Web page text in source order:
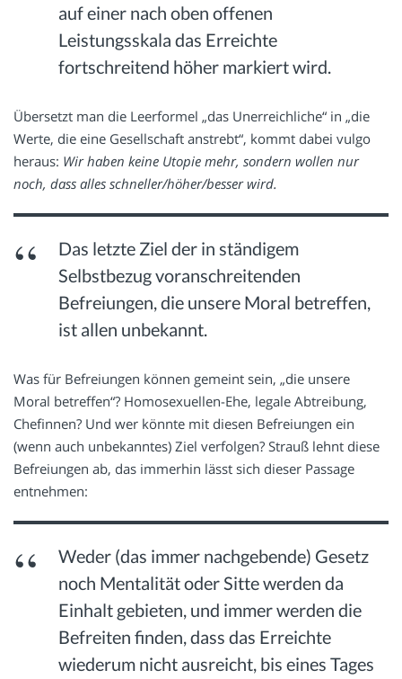
auf einer nach oben offenen
Leistungsskala das Erreichte
fortschreitend höher markiert wird.
Übersetzt man die Leerformel „das Unerreichliche“ in „die
Werte, die eine Gesellschaft anstrebt“, kommt dabei vulgo
heraus: Wir haben keine Utopie mehr, sondern wollen nur
noch, dass alles schneller/höher/besser wird.
Das letzte Ziel der in ständigem
Selbstbezug voranschreitenden
Befreiungen, die unsere Moral betreffen,
ist allen unbekannt.
Was für Befreiungen können gemeint sein, „die unsere
Moral betreffen“? Homosexuellen-Ehe, legale Abtreibung,
Chefinnen? Und wer könnte mit diesen Befreiungen ein
(wenn auch unbekanntes) Ziel verfolgen? Strauß lehnt diese
Befreiungen ab, das immerhin lässt sich dieser Passage
entnehmen:
Weder (das immer nachgebende) Gesetz
noch Mentalität oder Sitte werden da
Einhalt gebieten, und immer werden die
Befreiten finden, dass das Erreichte
wiederum nicht ausreicht, bis eines Tages